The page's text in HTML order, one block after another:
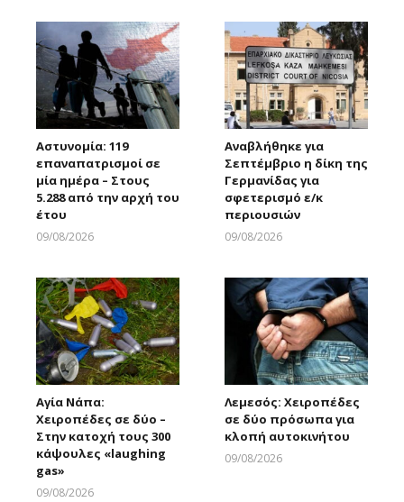
Αστυνομία: 119
επαναπατρισμοί σε
μία ημέρα – Στους
5.288 από την αρχή του
έτου
09/08/2026
Αναβλήθηκε για
Σεπτέμβριο η δίκη της
Γερμανίδας για
σφετερισμό ε/κ
περιουσιών
09/08/2026
Αγία Νάπα:
Χειροπέδες σε δύο –
Στην κατοχή τους 300
κάψουλες «laughing
gas»
09/08/2026
Λεμεσός: Χειροπέδες
σε δύο πρόσωπα για
κλοπή αυτοκινήτου
09/08/2026